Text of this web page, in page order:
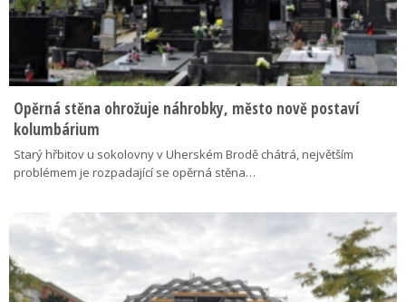
Opěrná stěna ohrožuje náhrobky, město nově postaví
kolumbárium
Starý hřbitov u sokolovny v Uherském Brodě chátrá, největším
problémem je rozpadající se opěrná stěna…